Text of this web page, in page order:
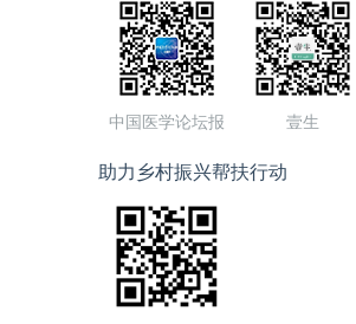
中国医学论坛报 壹生
助力乡村振兴帮扶行动